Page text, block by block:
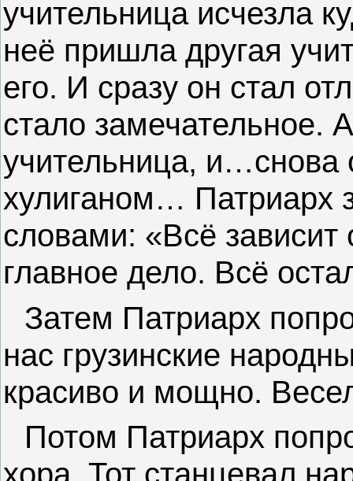
учительница исчезла
неё пришла другая
его. И сразу он стал
стало замечательное.
учительница, и…снова
хулиганом… Патриарх
словами: «Всё
главное дело. Всё
Затем Патриарх
нас грузинские
красиво и мощно.
Потом Патриарх